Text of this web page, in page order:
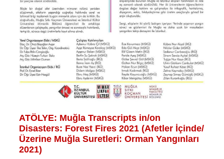
ATÖLYE: Muğla Transcripts in/on
Disasters: Forest Fires 2021 (Afetler İçinde/
Üzerine Muğla Suretleri: Orman Yangınları
2021)